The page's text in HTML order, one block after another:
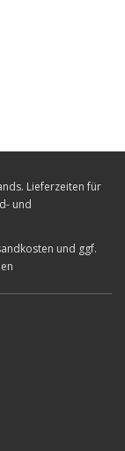
Lieferzeiten für
und
und ggf.